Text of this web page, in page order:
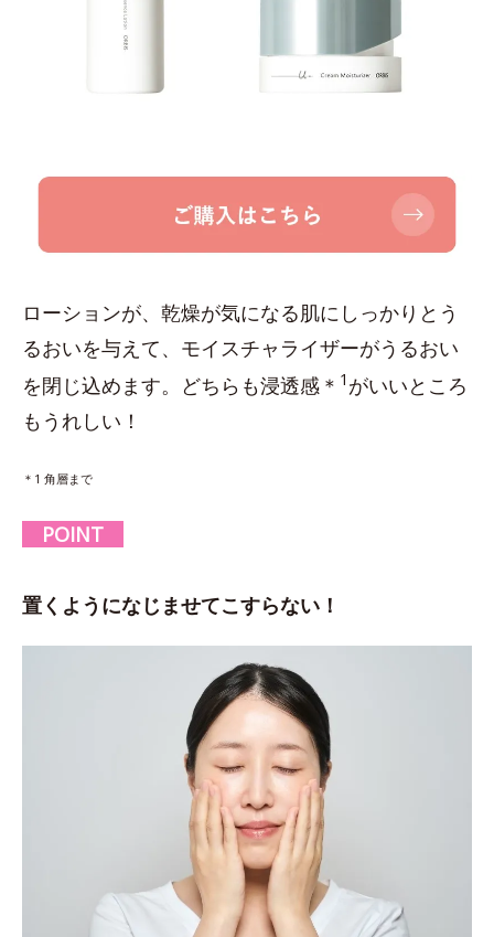
ローションが、乾燥が気になる肌にしっかりとう
るおいを与えて、モイスチャライザーがうるおい
を閉じ込めます。どちらも浸透感＊ 1 がいいところ
もうれしい！
＊1 角層まで
POINT
置くようになじませてこすらない！